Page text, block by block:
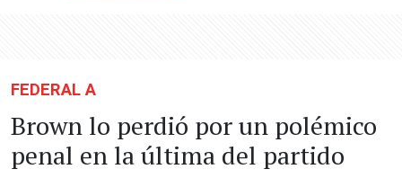
FEDERAL A
Brown lo perdió por un polémico
penal en la última del partido